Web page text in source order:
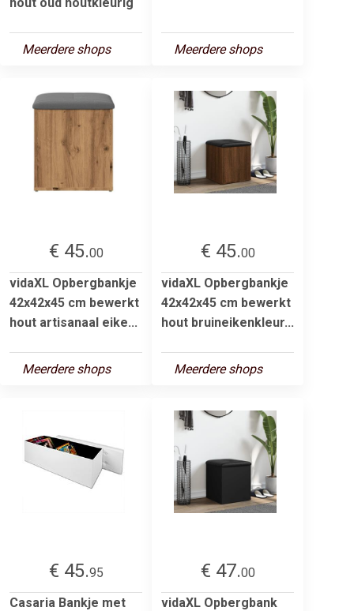
Meerdere shops Meerdere shops
€ 45.00
vidaXL Opbergbankje
42x42x45 cm bewerkt
hout artisanaal eike...
Meerdere shops
€ 45.00
vidaXL Opbergbankje
42x42x45 cm bewerkt
hout bruineikenkleur...
Meerdere shops
€ 45.95
Casaria Bankje met
€ 47.00
vidaXL Opbergbank